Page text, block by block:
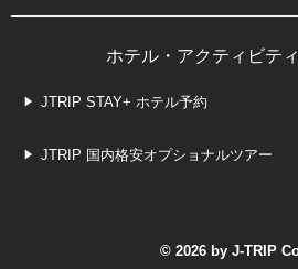
ホテル・アクティビテ
JTRIP STAY+ ホテル予約
JTRIP 国内格安オプショナルツアー
© 2026 by J-TRIP